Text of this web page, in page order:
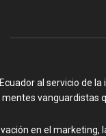
al servicio de la
vanguardistas
en el marketing,